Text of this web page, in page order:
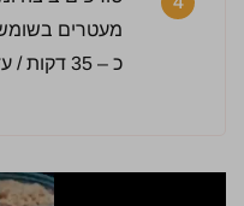
מעטרים
כ – 35 דקות / עד הזהבה.